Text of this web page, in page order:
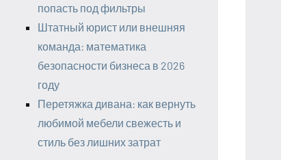
попасть под фильтры
Штатный юрист или внешняя
команда: математика
безопасности бизнеса в 2026
году
Перетяжка дивана: как вернуть
любимой мебели свежесть и
стиль без лишних затрат